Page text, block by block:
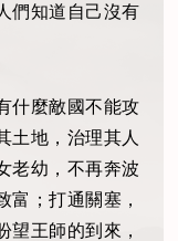
們知道自己沒有
什麼敵國不能攻
土地，治理其人
老幼，不再奔波
富；打通關塞，
望王師的到來，